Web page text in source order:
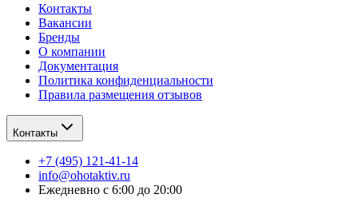
Контакты
Вакансии
Бренды
О компании
Документация
Политика конфиденциальности
Правила размещения отзывов
Контакты
+7 (495) 121-41-14
info@ohotaktiv.ru
Ежедневно с 6:00 до 20:00